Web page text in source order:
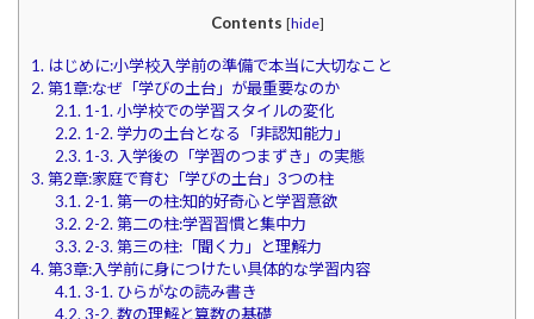
Contents [hide]
1. はじめに:小学校入学前の準備で本当に大切なこと
2. 第1章:なぜ「学びの土台」が最重要なのか
2.1. 1-1. 小学校での学習スタイルの変化
2.2. 1-2. 学力の土台となる「非認知能力」
2.3. 1-3. 入学後の「学習のつまずき」の実態
3. 第2章:家庭で育む「学びの土台」3つの柱
3.1. 2-1. 第一の柱:知的好奇心と学習意欲
3.2. 2-2. 第二の柱:学習習慣と集中力
3.3. 2-3. 第三の柱:「聞く力」と理解力
4. 第3章:入学前に身につけたい具体的な学習内容
4.1. 3-1. ひらがなの読み書き
4.2. 3-2. 数の理解と算数の基礎